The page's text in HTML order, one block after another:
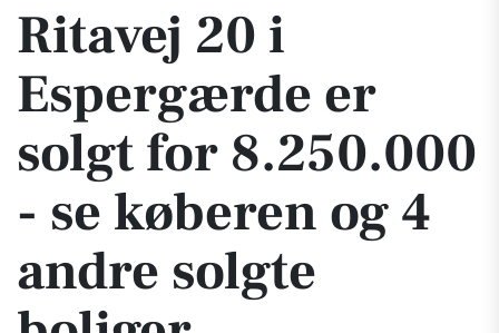
Ritavej 20 i
Espergærde er
solgt for 8.250.000
- se køberen og 4
andre solgte